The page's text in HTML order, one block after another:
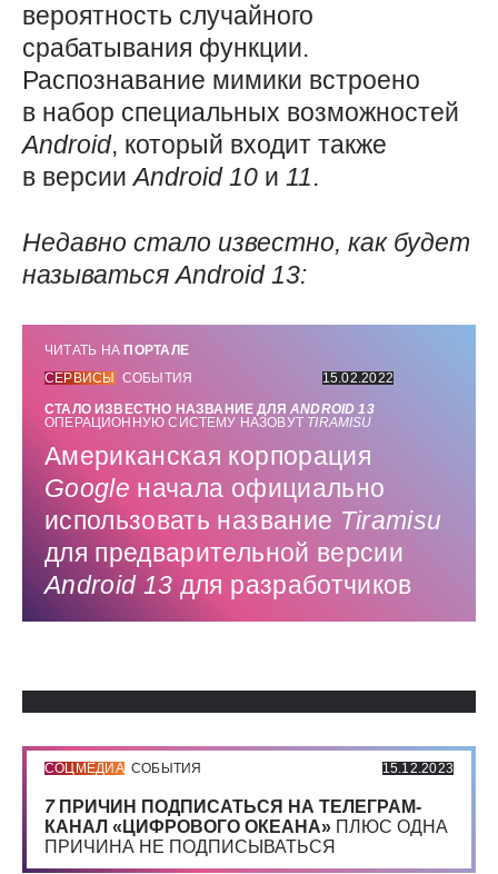
вероятность случайного
срабатывания функции.
Распознавание мимики встроено
в набор специальных возможностей
Android, который входит также
в версииAndroid 10 и 11.
Недавно стало известно, как будет
называтьсяAndroid 13:
ЧИТАТЬ НА ПОРТАЛЕ
СЕРВИСЫ
СОБЫТИЯ
15.02.2022
СТАЛО ИЗВЕСТНО НАЗВАНИЕ ДЛЯANDROID 13
ОПЕРАЦИОННУЮ СИСТЕМУ НАЗОВУТ TIRAMISU
Американская корпорация
Google начала официально
использовать название Tiramisu
для предварительной версии
Android 13 для разработчиков
СОЦМЕДИА СОБЫТИЯ 15.12.2023
7 ПРИЧИН ПОДПИСАТЬСЯ НА ТЕЛЕГРАМ-
КАНАЛ «ЦИФРОВОГО ОКЕАНА» ПЛЮС ОДНА
ПРИЧИНА НЕ ПОДПИСЫВАТЬСЯ